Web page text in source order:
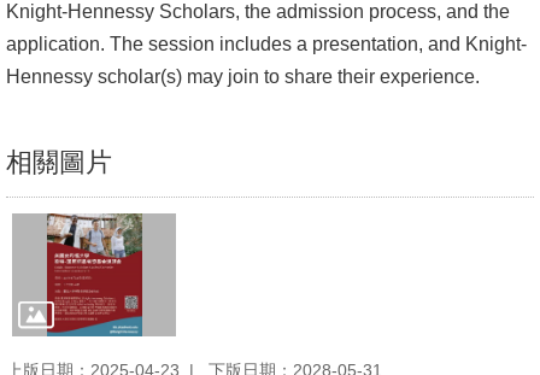
頁
臺
頁
覽
Knight-Hennessy Scholars, the admission process, and the
application. The session includes a presentation, and Knight-
Hennessy scholar(s) may join to share their experience.
相關圖片
上版日期：2025-04-23 下版日期：2028-05-31